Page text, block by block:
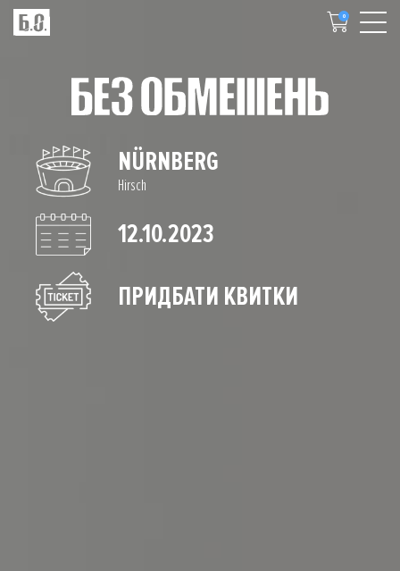
0
NÜRNBERG
Hirsch
12.10.2023
ПРИДБАТИ КВИТКИ